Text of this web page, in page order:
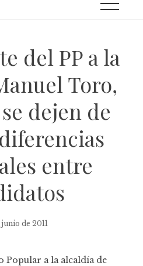
del PP a la
Toro,
dejen de
entre
junio de 2011
Popular a la alcaldía de